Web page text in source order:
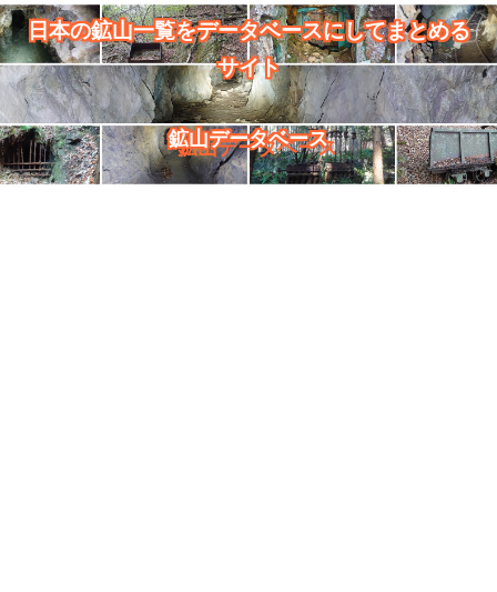
日本の鉱山一覧をデータベースにしてまとめる
サイト
鉱山データベース